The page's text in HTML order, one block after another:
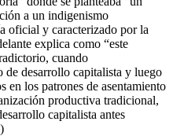
a un indigenismo
oficial y caracterizado por la
explica como “este
cuando
de desarrollo capitalista y luego
en los patrones de asentamiento
productiva tradicional,
capitalista antes